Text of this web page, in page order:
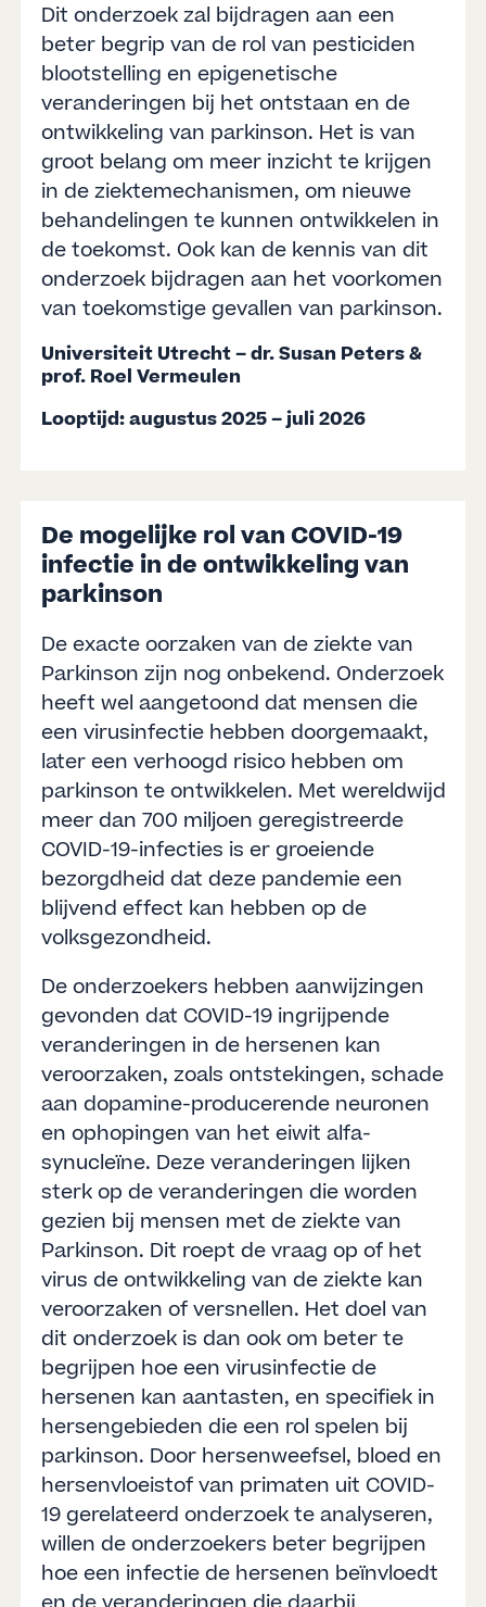
Dit onderzoek zal bijdragen aan een
beter begrip van de rol van pesticiden
blootstelling en epigenetische
veranderingen bij het ontstaan en de
ontwikkeling van parkinson. Het is van
groot belang om meer inzicht te krijgen
in de ziektemechanismen, om nieuwe
behandelingen te kunnen ontwikkelen in
de toekomst. Ook kan de kennis van dit
onderzoek bijdragen aan het voorkomen
van toekomstige gevallen van parkinson.
Universiteit Utrecht – dr. Susan Peters &
prof. Roel Vermeulen
Looptijd: augustus 2025 – juli 2026
De mogelijke rol van COVID-19
infectie in de ontwikkeling van
parkinson
De exacte oorzaken van de ziekte van
Parkinson zijn nog onbekend. Onderzoek
heeft wel aangetoond dat mensen die
een virusinfectie hebben doorgemaakt,
later een verhoogd risico hebben om
parkinson te ontwikkelen. Met wereldwijd
meer dan 700 miljoen geregistreerde
COVID-19-infecties is er groeiende
bezorgdheid dat deze pandemie een
blijvend effect kan hebben op de
volksgezondheid.
De onderzoekers hebben aanwijzingen
gevonden dat COVID-19 ingrijpende
veranderingen in de hersenen kan
veroorzaken, zoals ontstekingen, schade
aan dopamine-producerende neuronen
en ophopingen van het eiwit alfa-
synucleïne. Deze veranderingen lijken
sterk op de veranderingen die worden
gezien bij mensen met de ziekte van
Parkinson. Dit roept de vraag op of het
virus de ontwikkeling van de ziekte kan
veroorzaken of versnellen. Het doel van
dit onderzoek is dan ook om beter te
begrijpen hoe een virusinfectie de
hersenen kan aantasten, en specifiek in
hersengebieden die een rol spelen bij
parkinson. Door hersenweefsel, bloed en
hersenvloeistof van primaten uit COVID-
19 gerelateerd onderzoek te analyseren,
willen de onderzoekers beter begrijpen
hoe een infectie de hersenen beïnvloedt